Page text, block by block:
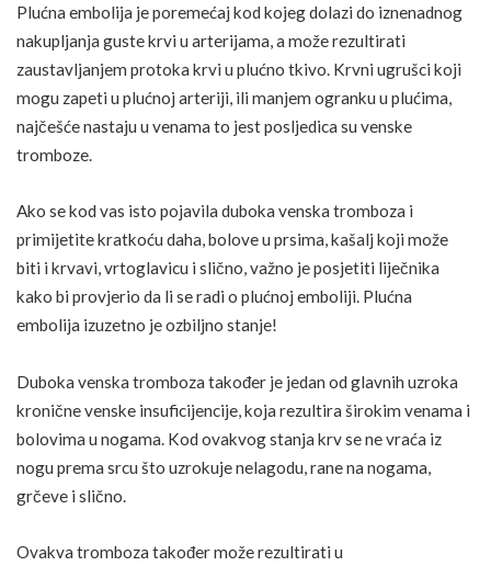
Plućna embolija je poremećaj kod kojeg dolazi do iznenadnog
nakupljanja guste krvi u arterijama, a može rezultirati
zaustavljanjem protoka krvi u plućno tkivo. Krvni ugrušci koji
mogu zapeti u plućnoj arteriji, ili manjem ogranku u plućima,
najčešće nastaju u venama to jest posljedica su venske
tromboze.
Ako se kod vas isto pojavila duboka venska tromboza i
primijetite kratkoću daha, bolove u prsima, kašalj koji može
biti i krvavi, vrtoglavicu i slično, važno je posjetiti liječnika
kako bi provjerio da li se radi o plućnoj emboliji. Plućna
embolija izuzetno je ozbiljno stanje!
Duboka venska tromboza također je jedan od glavnih uzroka
kronične venske insuficijencije, koja rezultira širokim venama i
bolovima u nogama. Kod ovakvog stanja krv se ne vraća iz
nogu prema srcu što uzrokuje nelagodu,ranena nogama,
grčeve i slično.
Ovakva tromboza također može rezultirati u